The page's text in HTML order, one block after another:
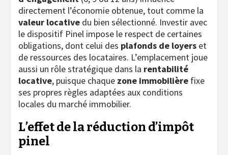
directement l’économie obtenue, tout comme la
valeur locative du bien sélectionné. Investir avec
le dispositif Pinel impose le respect de certaines
obligations, dont celui des plafonds de loyers et
de ressources des locataires. L’emplacement joue
aussi un rôle stratégique dans la rentabilité
locative, puisque chaque zone immobilière fixe
ses propres règles adaptées aux conditions
locales du marché immobilier.
L’effet de la réduction d’impôt
pinel